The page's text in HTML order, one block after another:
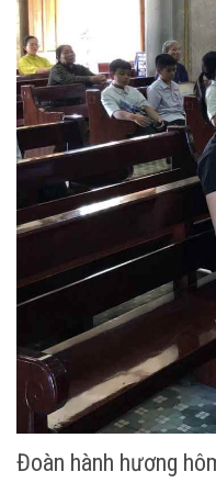
Đoàn hành hương